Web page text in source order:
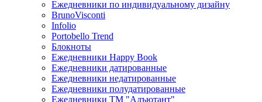
Ежедневники по индивидуальному дизайну
BrunoVisconti
Infolio
Portobello Trend
Блокноты
Ежедневники Happy Book
Ежедневники датированные
Ежедневники недатированные
Ежедневники полудатированные
Ежедневники ТМ "Адъютант"